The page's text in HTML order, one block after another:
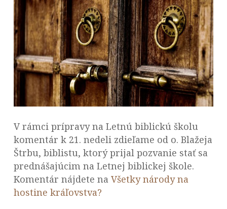
V rámci prípravy na Letnú biblickú školu
komentár k 21. nedeli zdieľame od o. Blažeja
Štrbu, biblistu, ktorý prijal pozvanie stať sa
prednášajúcim na Letnej biblickej škole.
Komentár nájdete na Všetky národy na
hostine kráľovstva?